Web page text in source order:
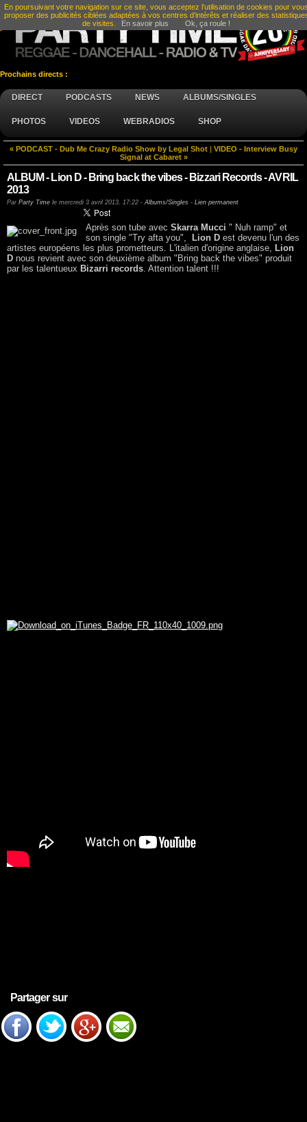
Prochains directs :
DIRECT PODCASTS NEWS ALBUMS/SINGLES
PHOTOS VIDEOS WEBRADIOS SHOP
« PODCAST - Dub Me Crazy Radio Show by Legal Shot
VIDEO - Interview Busy
Signal at Cabaret »
ALBUM - Lion D - Bring back the vibes - Bizzari Records - AVRIL
2013
Par Party Time le mercredi 3 avril 2013, 17:22 -Albums/Singles - Lien permanent
Après son tube avec Skarra Mucci " Nuh ramp" et
son single "Try afta you",
Lion Dest devenu l'un des
artistes européens les plus prometteurs. L'italien d'origine anglaise, Lion
D nous revient avec son deuxième album "Bring back the vibes" produit
par les talentueux Bizarri records. Attention talent !!!
Partager sur
En poursuivant votre navigation sur ce site, vous acceptez l’utilisation de cookies pour
proposer des publicités ciblées adaptées à vos centres d’intérêts et réaliser des
de visites.
En savoir plus Ok, ça roule !